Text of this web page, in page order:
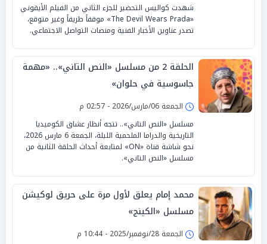
شهدت كواليس التحضير للجزء الثاني من الفيلم الأيقوني
«The Devil Wears Prada» موقفاً طريفاً وغير متوقع،
تصدر عناوين الأخبار الفنية ومنصات التواصل الاجتماعي.
الحلقة 2 من مسلسل «النص التاني».. «مهمة
جاسوسية في حلوان»
الجمعة 06/مارس/2026 - 02:57 م
مسلسل «النص التاني».. تتجه أنظار عشاق الكوميديا
التاريخية والدراما الملحمية الليلة، الجمعة 6 مارس 2026،
نحو شاشة قناة «ON» لمتابعة أحداث الحلقة الثانية من
مسلسل «النص التاني».
محمد إمام يعلق لأول مرة على حريق لوكيشن
مسلسل «الكينج»
الجمعة 28/نوفمبر/2025 - 10:44 م